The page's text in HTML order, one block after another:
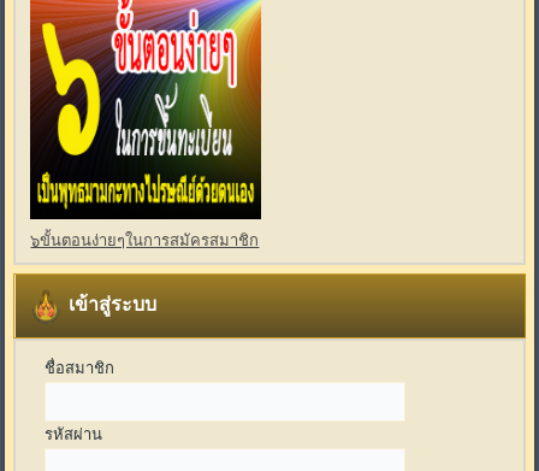
๖ขั้นตอนง่ายๆในการสมัครสมาชิก
เข้าสู่ระบบ
ชื่อสมาชิก
รหัสผ่าน